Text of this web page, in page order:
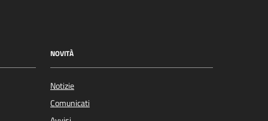
NOVITÀ
Notizie
Comunicati